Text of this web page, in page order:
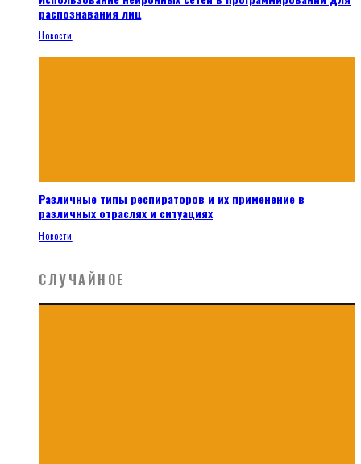
распознавания лиц
Новости
Различные типы респираторов и их применение в
различных отраслях и ситуациях
Новости
СЛУЧАЙНОЕ